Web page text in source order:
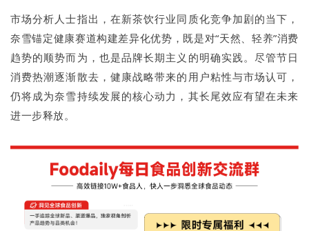
市场分析人士指出，在新茶饮行业同质化竞争加剧的当下，
奈雪锚定健康赛道构建差异化优势，既是对“天然、轻养”消费
趋势的顺势而为，也是品牌长期主义的明确实践。尽管节日
消费热潮逐渐散去，健康战略带来的用户粘性与市场认可，
仍将成为奈雪持续发展的核心动力，其长尾效应有望在未来
进一步释放。